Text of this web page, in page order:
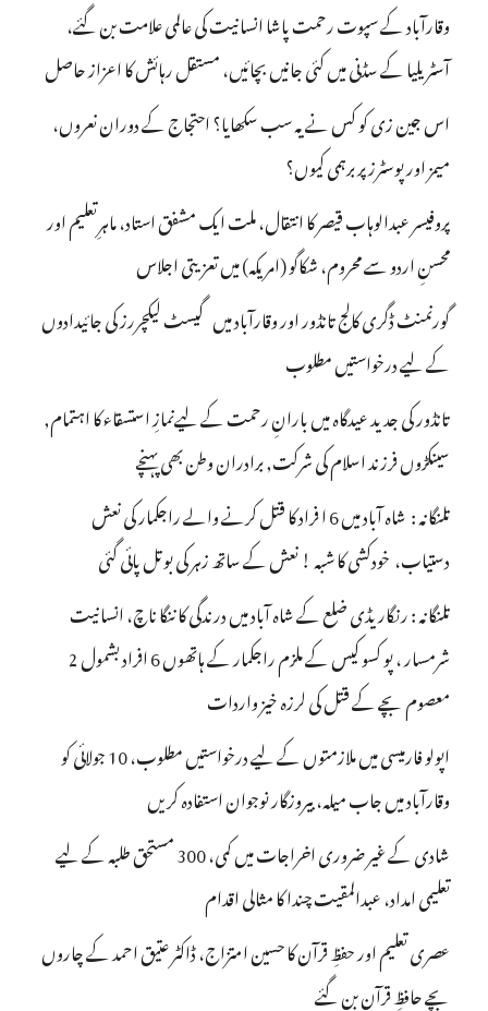
وقارآباد کے سپوت رحمت پاشا انسانیت کی عالمی علامت بن گئے،
آسٹریلیا کے سڈنی میں کئی جانیں بچائیں، مستقل رہائش کا اعزاز حاصل
اس جین زی کو کس نے یہ سب سکھایا؟ احتجاج کے دوران نعروں،
میمز اور پوسٹرز پر برہمی کیوں؟
پروفیسر عبدالوہاب قیصر کا انتقال، ملت ایک مشفق استاد، ماہرِتعلیم اور
محسنِ اردو سے محروم، شکاگو (امریکہ) میں تعزیتی اجلاس
گورنمنٹ ڈگری کالج تانڈور اور وقارآباد میں گیسٹ لیکچررز کی جائیدادوں
کے لیے درخواستیں مطلوب
تانڈور کی جدید عیدگاہ میں بارانِ رحمت کے لیےنمازِ استسقاء کا اہتمام,
سینکڑوں فرزند اسلام کی شرکت, برادران وطن بھی پہنچے
تلنگانہ : شاہ آباد میں 6 ا فراد کا قتل کرنے والے راجکمار کی نعش
دستیاب، خودکشی کا شبہ ! نعش کے ساتھ زہر کی بوتل پائی گئی
تلنگانہ : رنگاریڈی ضلع کے شاہ آباد میں درندگی کا ننگا ناچ، انسانیت
شرمسار ، پو کسو کیس کے ملزم راجکمار کے ہاتھوں 6 افراد بشمول 2
معصوم بچے کے قتل کی لرزہ خیز واردات
اپولو فارمیسی میں ملازمتوں کے لیے درخواستیں مطلوب، 10 جولائی کو
وقارآباد میں جاب میلہ، بیروزگار نوجوان استفادہ کریں
شادی کے غیر ضروری اخراجات میں کمی، 300 مستحق طلبہ کے لیے
تعلیمی امداد، عبدالمقیت چندا کا مثالی اقدام
عصری تعلیم اور حفظِ قرآن کا حسین امتزاج، ڈاکٹر عتیق احمد کے چاروں
بچے حافظِ قرآن بن گئے